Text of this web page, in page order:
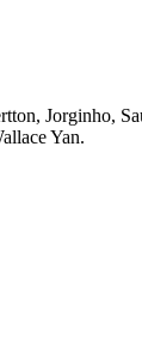
Jorginho,
Yan.